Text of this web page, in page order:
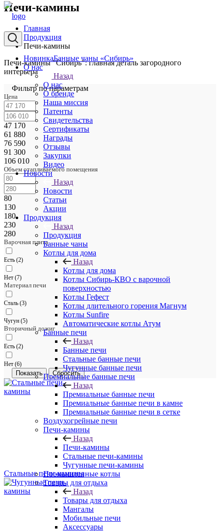
НовинкаБанные чаны «Сибирь»
О нас
Назад
О нас
О бренде
Наша миссия
Патенты
Свидетельства
Сертификаты
Награды
Отзывы
Закупки
Видео
Новости
Назад
Новости
Статьи
Акции
Продукция
Назад
Продукция
Банные чаны
Котлы для дома
Назад
Котлы для дома
Котлы Сибирь-КВО с варочной
поверхностью
Котлы Гефест
Котлы длительного горения Магнум
Котлы Sunfire
Автоматические котлы Атум
Банные печи
Назад
Банные печи
Стальные банные печи
Чугунные банные печи
Премиальные банные печи
Назад
Премиальные банные печи
Премиальные банные печи в камне
Премиальные банные печи в сетке
Воздухогрейные печи
Печи-камины
Назад
Печи-камины
Стальные печи-камины
Чугунные печи-камины
Промышленные котлы
Товары для отдыха
Назад
Товары для отдыха
Мангалы
Мобильные печи
Аксессуары
Печи-камины
Главная
Продукция
Печи-камины
Печи-камины "Сибирь": главная деталь загородного
интерьера
Фильтр по параметрам
Цена
47 170
61 880
76 590
91 300
106 010
Объем отапливаемого помещения
80
130
180
230
280
Варочная плита
Есть (2)
Нет (7)
Материал печи
Сталь (3)
Чугун (5)
Вторичный дожиг
Есть (2)
Нет (6)
Сбросить
Стальные печи-камины